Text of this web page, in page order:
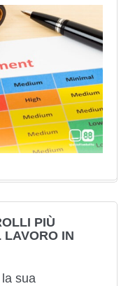
PIÙ
LAVORO IN
sua